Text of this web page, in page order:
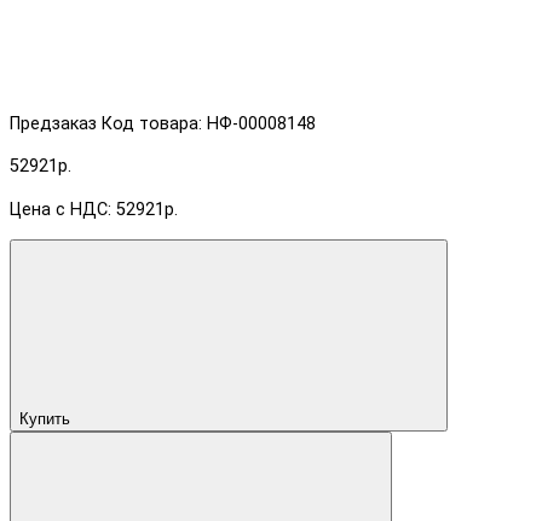
Предзаказ Код товара: НФ-00008148
52921р.
Цена с НДС: 52921р.
Купить